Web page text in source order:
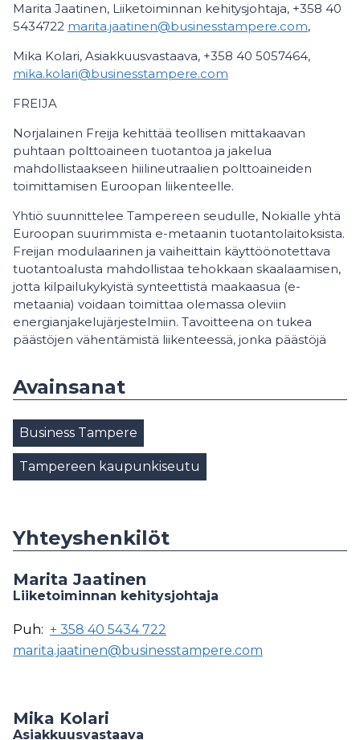
Marita Jaatinen, Liiketoiminnan kehitysjohtaja, +358 40
5434722 marita.jaatinen@businesstampere.com,
Mika Kolari, Asiakkuusvastaava, +358 40 5057464,
mika.kolari@businesstampere.com
FREIJA
Norjalainen Freija kehittää teollisen mittakaavan
puhtaan polttoaineen tuotantoa ja jakelua
mahdollistaakseen hiilineutraalien polttoaineiden
toimittamisen Euroopan liikenteelle.
Yhtiö suunnittelee Tampereen seudulle, Nokialle yhtä
Euroopan suurimmista e-metaanin tuotantolaitoksista.
Freijan modulaarinen ja vaiheittain käyttöönotettava
tuotantoalusta mahdollistaa tehokkaan skaalaamisen,
jotta kilpailukykyistä synteettistä maakaasua (e-
metaania) voidaan toimittaa olemassa oleviin
energianjakelujärjestelmiin. Tavoitteena on tukea
päästöjen vähentämistä liikenteessä, jonka päästöjä
Avainsanat
Business Tampere
Tampereen kaupunkiseutu
Yhteyshenkilöt
Marita Jaatinen
Liiketoiminnan kehitysjohtaja
Puh: + 358 40 5434 722
marita.jaatinen@businesstampere.com
Mika Kolari
Asiakkuusvastaava